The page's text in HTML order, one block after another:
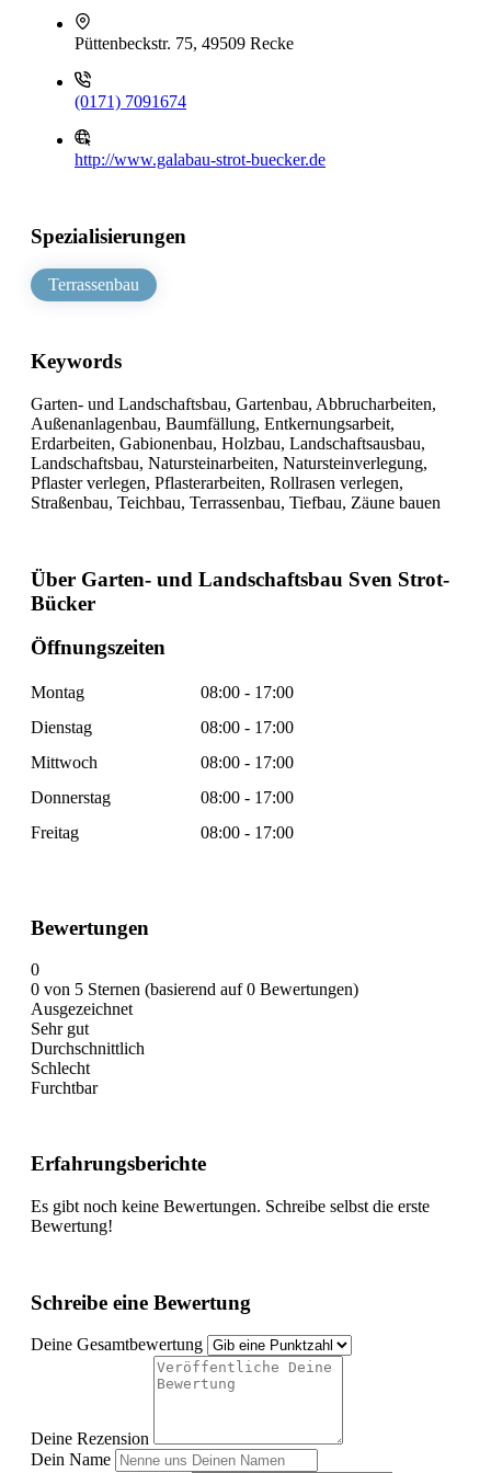
Püttenbeckstr. 75, 49509 Recke
(0171) 7091674
http://www.galabau-strot-buecker.de
Spezialisierungen
Terrassenbau
Keywords
Garten- und Landschaftsbau, Gartenbau, Abbrucharbeiten,
Außenanlagenbau, Baumfällung, Entkernungsarbeit,
Erdarbeiten, Gabionenbau, Holzbau, Landschaftsausbau,
Landschaftsbau, Natursteinarbeiten, Natursteinverlegung,
Pflaster verlegen, Pflasterarbeiten, Rollrasen verlegen,
Straßenbau, Teichbau, Terrassenbau, Tiefbau, Zäune bauen
Über Garten- und Landschaftsbau Sven Strot-
Bücker
Öffnungszeiten
Montag
08:00 - 17:00
Dienstag
08:00 - 17:00
Mittwoch
08:00 - 17:00
Donnerstag
08:00 - 17:00
Freitag
08:00 - 17:00
Bewertungen
0
0 von 5 Sternen (basierend auf 0 Bewertungen)
Ausgezeichnet
Sehr gut
Durchschnittlich
Schlecht
Furchtbar
Erfahrungsberichte
Es gibt noch keine Bewertungen. Schreibe selbst die erste
Bewertung!
Schreibe eine Bewertung
Deine Gesamtbewertung
Deine Rezension
Dein Name